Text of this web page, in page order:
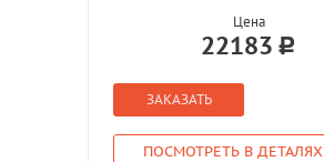
Цена
22183
ЗАКАЗАТЬ
ПОСМОТРЕТЬ В ДЕТАЛЯХ